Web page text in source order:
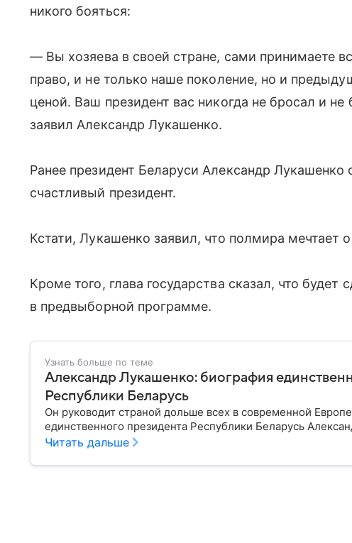
никого бояться:
— Вы хозяева в своей стране, сами принимаете
право, и не только наше поколение, но и
ценой. Ваш президент вас никогда не бросал и
заявил Александр Лукашенко.
Ранее президент Беларуси Александр Лукашенко
счастливый президент.
Кстати, Лукашенко заявил, что полмира мечтает
Кроме того, глава государства сказал, что будет
в предвыборной программе.
Узнать больше по теме
Александр Лукашенко: биография
Республики Беларусь
Он руководит страной дольше всех в современной
единственного президента Республики Беларусь
Читать дальше